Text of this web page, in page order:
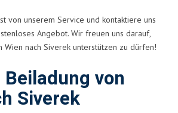
von unserem Service und kontaktiere uns
Angebot. Wir freuen uns darauf,
Wien nach Siverek unterstützen zu dürfen!
von
Siverek